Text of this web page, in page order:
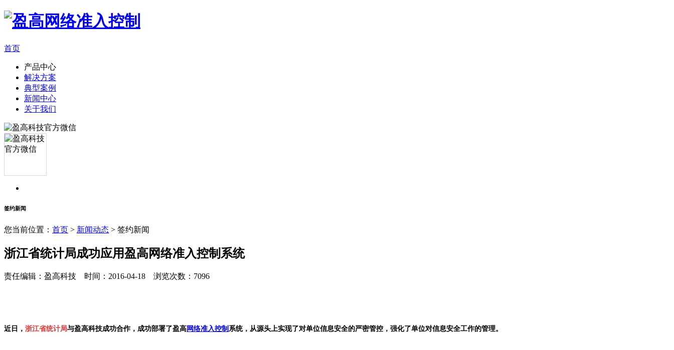
首页
产品中心
解决方案
典型案例
新闻中心
关于我们
签约新闻
您当前位置： 首页 > 新闻动态 > 签约新闻
浙江省统计局成功应用盈高网络准入控制系统
责任编辑：盈高科技 时间：2016-04-18 浏览次数：7096
近日， 浙江省统计局与盈高科技成功合作，成功部署了盈高网络准入控制 系统，从源头上实现了对单位信息安全的严密管控，强化了单位对信息安全工作的管理。